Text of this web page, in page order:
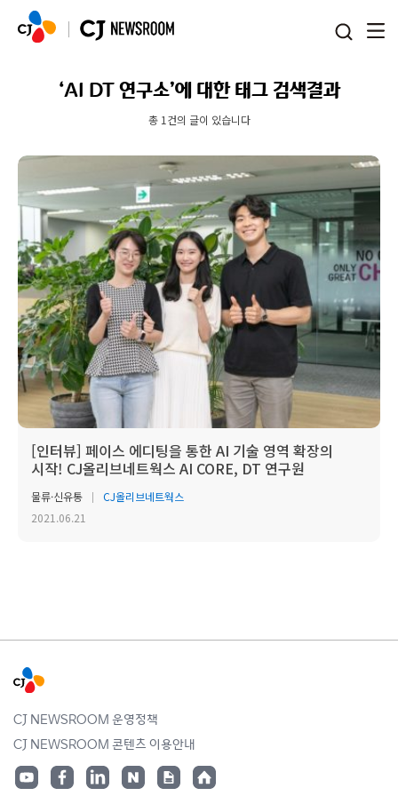
‘AI DT 연구소’에 대한 태그 검색결과
총 1건의 글이 있습니다
[인터뷰] 페이스 에디팅을 통한 AI 기술 영역 확장의
시작! CJ올리브네트웍스 AI CORE, DT 연구원
물류·신유통
CJ올리브네트웍스
2021.06.21
CJ NEWSROOM 운영정책
CJ NEWSROOM 콘텐츠 이용안내